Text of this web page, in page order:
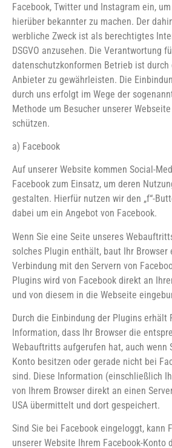
Facebook, Twitter und Instagram ein,
hierüber bekannter zu machen. Der
werbliche Zweck ist als berechtigtes
DSGVO anzusehen. Die Verantwortung
datenschutzkonformen Betrieb ist
Anbieter zu gewährleisten. Die
durch uns erfolgt im Wege der
Methode um Besucher unserer
schützen.
a) Facebook
Auf unserer Website kommen Social-
Facebook zum Einsatz, um deren
gestalten. Hierfür nutzen wir den „f“-
dabei um ein Angebot von Facebook.
Wenn Sie eine Seite unseres
solches Plugin enthält, baut Ihr Browser
Verbindung mit den Servern von
Plugins wird von Facebook direkt an
und von diesem in die Webseite
Durch die Einbindung der Plugins erhält
Information, dass Ihr Browser die
Webauftritts aufgerufen hat, auch wenn
Konto besitzen oder gerade nicht bei
sind. Diese Information (einschließlich
von Ihrem Browser direkt an einen
USA übermittelt und dort gespeichert.
Sind Sie bei Facebook eingeloggt, kann
unserer Website Ihrem Facebook-Konto